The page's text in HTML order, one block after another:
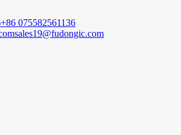
+86 075582561136
sales19@fudongic.com